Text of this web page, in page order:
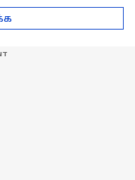
பிரீத்தி